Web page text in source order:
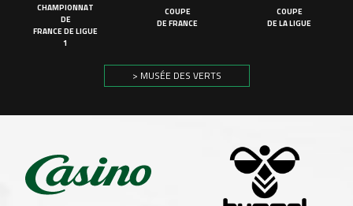
CHAMPIONNAT
DE
FRANCE DE LIGUE
1
COUPE
DE FRANCE
COUPE
DE LA LIGUE
> MUSÉE DES VERTS